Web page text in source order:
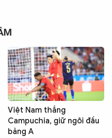
Việt Nam thắng
Campuchia, giữ ngôi đầu
bảng A